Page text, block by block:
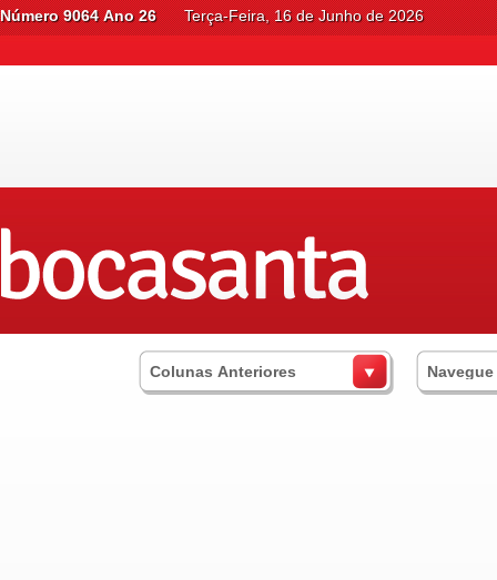
Número 9064 Ano 26 Terça-Feira, 16 de Junho de 2026
Colunas Anteriores